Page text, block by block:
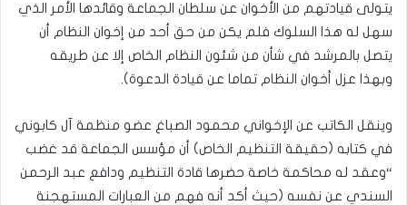
يتولى قيادتهم من الأخوان عن سلطان الجماعة وقائدها الأمر الذي
سهل له هذا السلوك فلم يكن من حق أحد من إخوان النظام أن
يتصل بالمرشد في شأن من شئون النظام الخاص إلا عن طريقه
وبهذا عزل أخوان النظام تماما عن قيادة الدعوة).
وينقل الكاتب عن الإخواني محمود الصباغ عضو منظمة آل كابوني
في كتابه (حقيقة التنظيم الخاص) أن مؤسس الجماعة قد غضب
“وعقد له محاكمة خاصة حضرها قادة التنظيم ودافع عبد الرحمن
السندي عن نفسه (حيث أكد أنه فهم من العبارات المستهجنة